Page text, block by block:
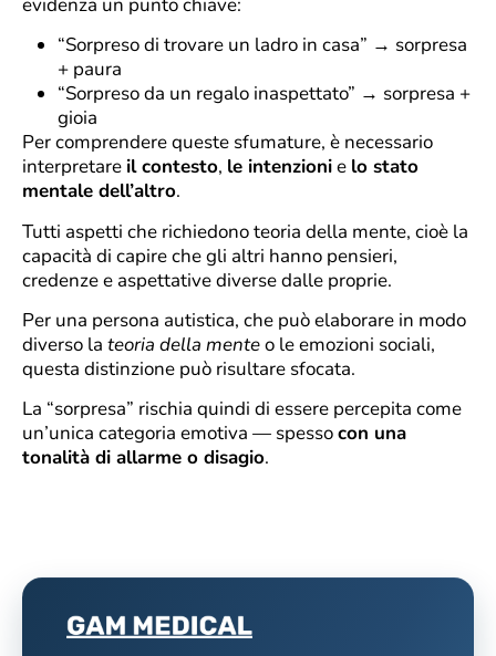
“Sorpreso di trovare un ladro in casa” → sorpresa
+ paura
“Sorpreso da un regalo inaspettato” → sorpresa +
gioia
Per comprendere queste sfumature, è necessario
interpretare il contesto, le intenzionie lo stato
mentale dell’altro.
Tutti aspetti che richiedono teoria della mente, cioè la
capacità di capire che gli altri hanno pensieri,
credenze e aspettative diverse dalle proprie.
Per una persona autistica, che può elaborare in modo
diverso la teoria della menteo le emozioni sociali,
questa distinzione può risultare sfocata.
La “sorpresa” rischia quindi di essere percepita come
un’unica categoria emotiva — spessocon una
tonalità di allarme o disagio.